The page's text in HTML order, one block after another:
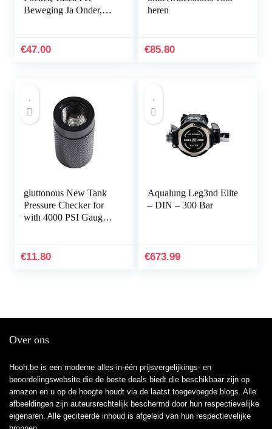
Beweging Ja Onder,
€47.00
heren
€85.80
gluttonous New Tank
Pressure Checker for
with 4000 PSI Gauge
€11.80
Aqualung Leg3nd Elite
– DIN – 300 Bar
€673.99
Over ons
Hooh.be is een moderne alles-in-één prijsvergelijkings- en
beoordelingswebsite die de beste deals biedt die beschikbaar zijn op
amazon en u op de hoogte houdt via de laatst toegevoegde blogs. Alle
afbeeldingen zijn auteursrechtelijk beschermd door hun respectievelijke
eigenaren. Alle geciteerde inhoud is afgeleid van hun respectievelijke